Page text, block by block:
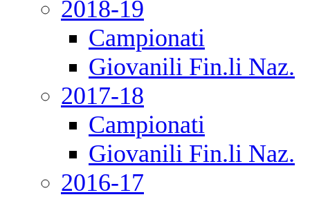
2018-19
Campionati
Giovanili Fin.li Naz.
2017-18
Campionati
Giovanili Fin.li Naz.
2016-17